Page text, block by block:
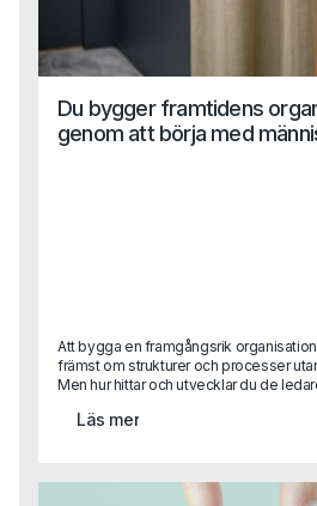
Du bygger framtidens
genom att börja med
Att bygga en framgångsrik
främst om strukturer och processer
Men hur hittar och utvecklar du de
delar en av Capas grundare Sara
Läs mer